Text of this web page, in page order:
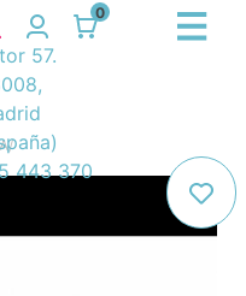
0
57.
443 370
/